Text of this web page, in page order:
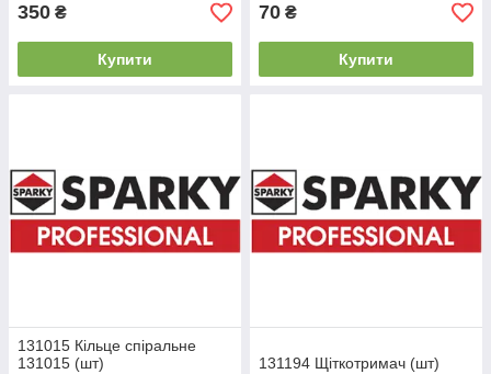
350 ₴
Купити
70 ₴
Купити
131015 Кільце спіральне
131015 (шт)
131194 Щіткотримач (шт)